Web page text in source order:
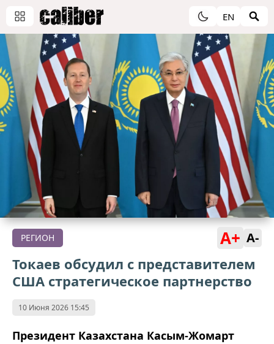
EN
РЕГИОН A+ A-
Токаев обсудил с представителем
США стратегическое партнерство
10 Июня 2026 15:45
Президент Казахстана Касым-Жомарт